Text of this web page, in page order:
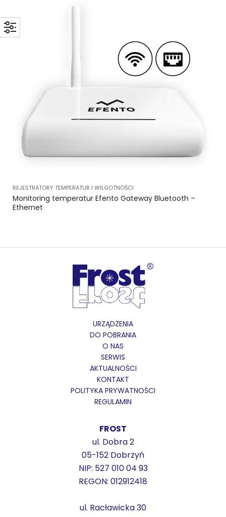
REJESTRATORY TEMPERATUR I WILGOTNOŚCI
Monitoring temperatur Efento Gateway Bluetooth –
Ethernet
URZĄDZENIA
DO POBRANIA
O NAS
SERWIS
AKTUALNOŚCI
KONTAKT
POLITYKA PRYWATNOŚCI
REGULAMIN
FROST
ul. Dobra 2
05-152 Dobrzyń
NIP: 527 010 04 93
REGON: 012912418
ul. Racławicka 30